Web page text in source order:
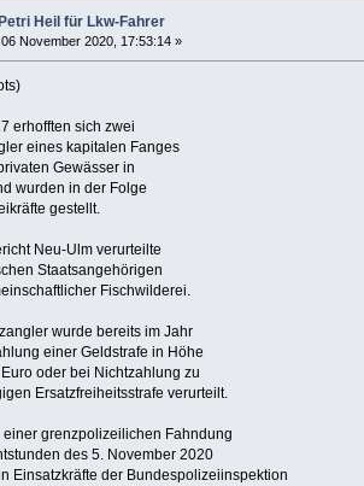
Heil für Lkw-Fahrer
06 November 2020, 17:53:14 »
erhofften sich zwei
eines kapitalen Fanges
Gewässer in
wurden in der Folge
gestellt.
Neu-Ulm verurteilte
Staatsangehörigen
Fischwilderei.
wurde bereits im Jahr
einer Geldstrafe in Höhe
oder bei Nichtzahlung zu
Ersatzfreiheitsstrafe verurteilt.
einer grenzpolizeilichen Fahndung
des 5. November 2020
Einsatzkräfte der Bundespolizeiinspektion